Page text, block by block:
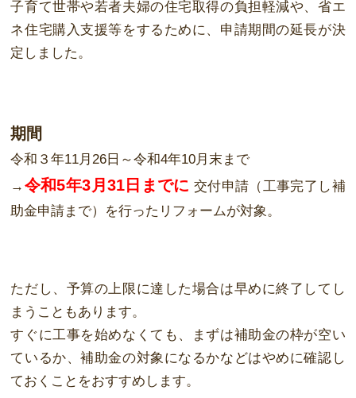
子育て世帯や若者夫婦の住宅取得の負担軽減や、省エ
ネ住宅購入支援等をするために、申請期間の延長が決
定しました。
期間
令和３年11月26日～令和4年10月末まで
→ 令和5年3月31日までに 交付申請（工事完了し補
助金申請まで）を行ったリフォームが対象。
ただし、予算の上限に達した場合は早めに終了してし
まうこともあります。
すぐに工事を始めなくても、まずは補助金の枠が空い
ているか、補助金の対象になるかなどはやめに確認し
ておくことをおすすめします。